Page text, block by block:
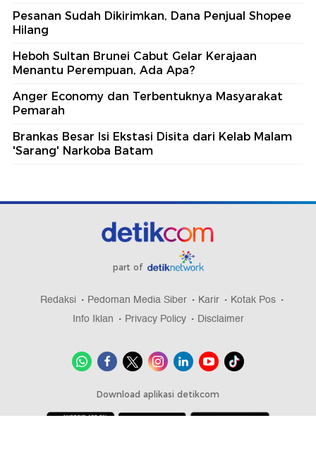
Pesanan Sudah Dikirimkan, Dana Penjual Shopee
Hilang
Heboh Sultan Brunei Cabut Gelar Kerajaan
Menantu Perempuan, Ada Apa?
Anger Economy dan Terbentuknya Masyarakat
Pemarah
Brankas Besar Isi Ekstasi Disita dari Kelab Malam
'Sarang' Narkoba Batam
part of
Redaksi Pedoman Media Siber Karir
Kotak Pos
Info Iklan
Privacy Policy Disclaimer
Download aplikasi detikcom